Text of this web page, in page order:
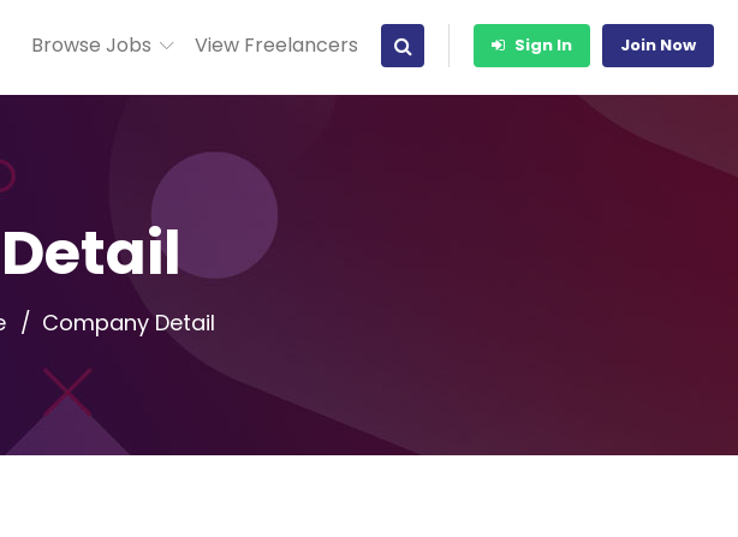
Browse Jobs View Freelancers Sign In Join Now
Company Detail